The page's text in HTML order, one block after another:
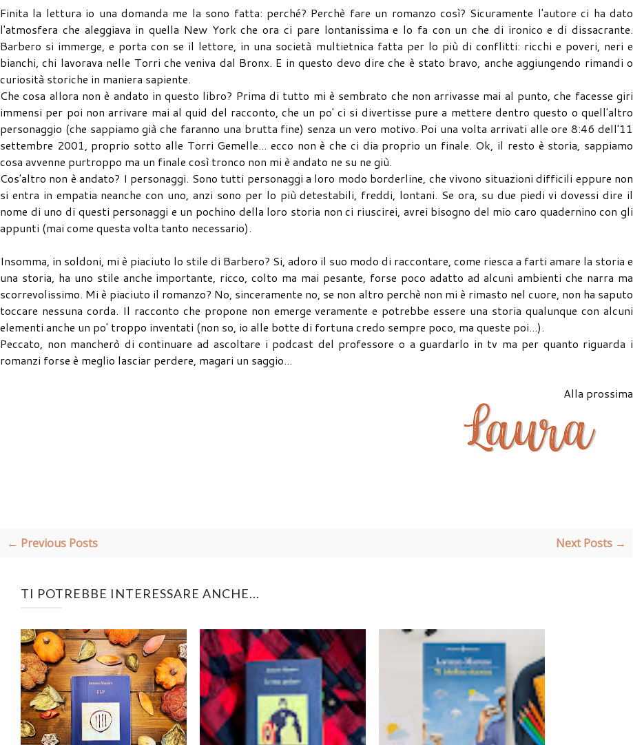
Finita la lettura io una domanda me la sono fatta: perché? Perchè fare un romanzo così? Sicuramente l'autore ci ha dato
l'atmosfera che aleggiava in quella New York che ora ci pare lontanissima e lo fa con un che di ironico e di dissacrante.
Barbero si immerge, e porta con se il lettore, in una società multietnica fatta per lo più di conflitti: ricchi e poveri, neri e
bianchi, chi lavorava nelle Torri che veniva dal Bronx. E in questo devo dire che è stato bravo, anche aggiungendo rimandi o
curiosità storiche in maniera sapiente.
Che cosa allora non è andato in questo libro? Prima di tutto mi è sembrato che non arrivasse mai al punto, che facesse giri
immensi per poi non arrivare mai al quid del racconto, che un po' ci si divertisse pure a mettere dentro questo o quell'altro
personaggio (che sappiamo già che faranno una brutta fine) senza un vero motivo. Poi una volta arrivati alle ore 8:46 dell'11
settembre 2001, proprio sotto alle Torri Gemelle... ecco non è che ci dia proprio un finale. Ok, il resto è storia, sappiamo
cosa avvenne purtroppo ma un finale così tronco non mi è andato ne su ne giù.
Cos'altro non è andato? I personaggi. Sono tutti personaggi a loro modo borderline, che vivono situazioni difficili eppure non
si entra in empatia neanche con uno, anzi sono per lo più detestabili, freddi, lontani. Se ora, su due piedi vi dovessi dire il
nome di uno di questi personaggi e un pochino della loro storia non ci riuscirei, avrei bisogno del mio caro quadernino con gli
appunti (mai come questa volta tanto necessario).
Insomma, in soldoni, mi è piaciuto lo stile di Barbero? Si, adoro il suo modo di raccontare, come riesca a farti amare la storia e
una storia, ha uno stile anche importante, ricco, colto ma mai pesante, forse poco adatto ad alcuni ambienti che narra ma
scorrevolissimo. Mi è piaciuto il romanzo? No, sinceramente no, se non altro perchè non mi è rimasto nel cuore, non ha saputo
toccare nessuna corda. Il racconto che propone non emerge veramente e potrebbe essere una storia qualunque con alcuni
elementi anche un po' troppo inventati (non so, io alle botte di fortuna credo sempre poco, ma queste poi...).
Peccato, non mancherò di continuare ad ascoltare i podcast del professore o a guardarlo in tv ma per quanto riguarda i
romanzi forse è meglio lasciar perdere, magari un saggio...
Alla prossima
← Previous Posts Next Posts →
TI POTREBBE INTERESSARE ANCHE...